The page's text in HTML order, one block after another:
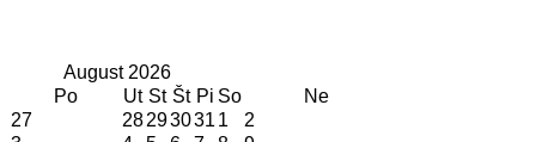
August 2026
Po
Ut St Št Pi So
Ne
27
28293031 1
2